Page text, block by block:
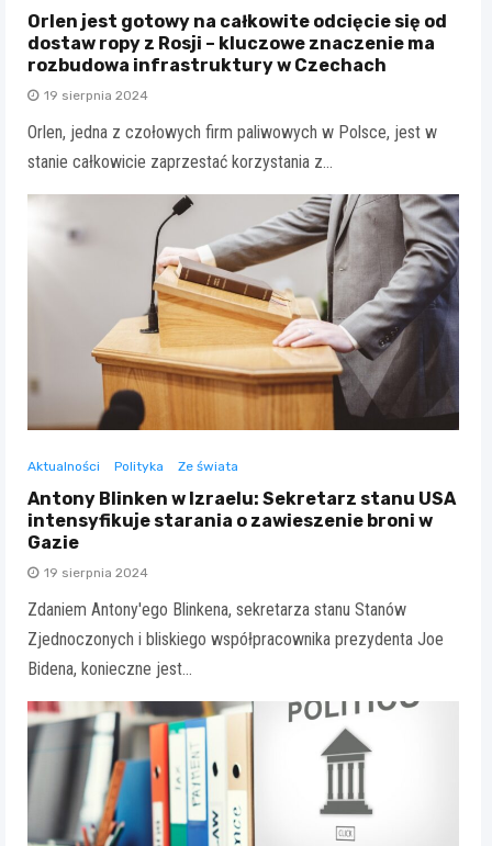
Orlen jest gotowy na całkowite odcięcie się od
dostaw ropy z Rosji – kluczowe znaczenie ma
rozbudowa infrastruktury w Czechach
19 sierpnia 2024
Orlen, jedna z czołowych firm paliwowych w Polsce, jest w
stanie całkowicie zaprzestać korzystania z…
Aktualności Polityka Ze świata
Antony Blinken w Izraelu: Sekretarz stanu USA
intensyfikuje starania o zawieszenie broni w
Gazie
19 sierpnia 2024
Zdaniem Antony'ego Blinkena, sekretarza stanu Stanów
Zjednoczonych i bliskiego współpracownika prezydenta Joe
Bidena, konieczne jest…